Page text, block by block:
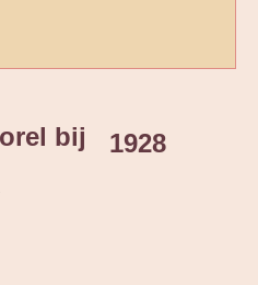
bij
1928